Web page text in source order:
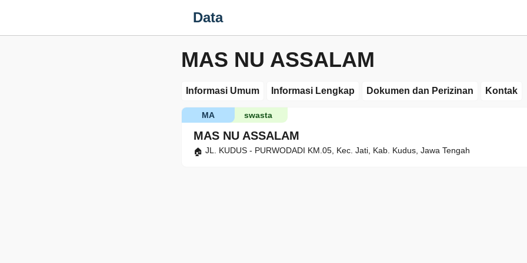
Data
MAS NU ASSALAM
Informasi Umum Informasi Lengkap Dokumen dan Perizinan Kontak
MAS NU ASSALAM
swasta
MA
JL. KUDUS - PURWODADI KM.05, Kec. Jati, Kab. Kudus, Jawa Tengah